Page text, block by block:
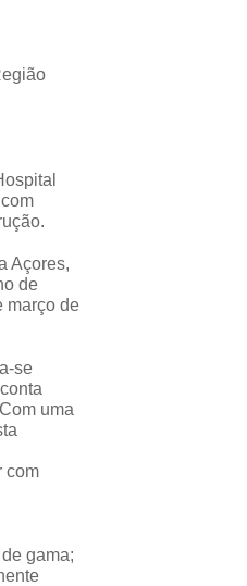
Açores,
de
março de
se
uma
com
gama;